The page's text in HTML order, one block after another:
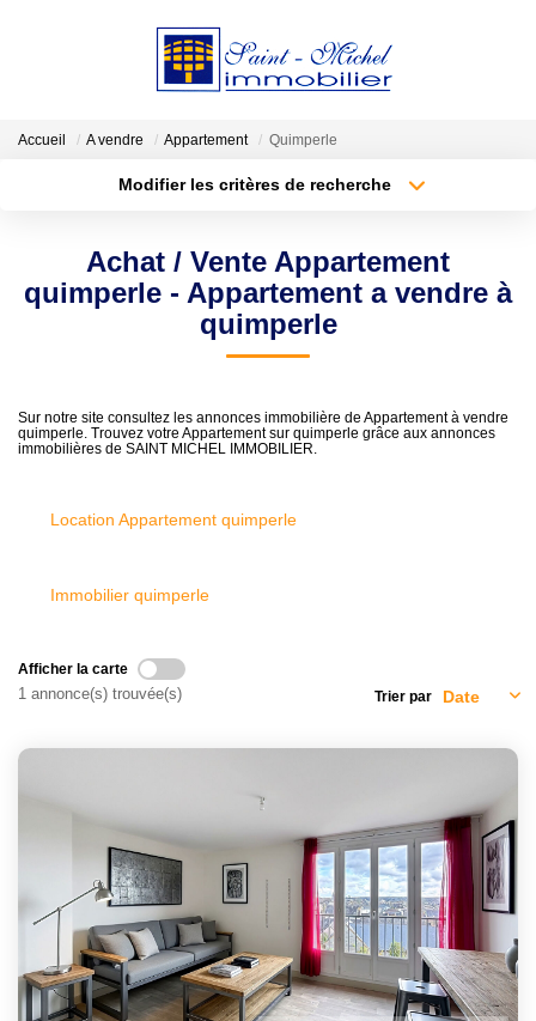
LOCATIONS
ESTIMATION
GESTION
NOTRE AGENCE
Accueil A vendre Appartement Quimperle
Modifier les critères de recherche
Sélectionnez...
Type de bien
Surface min
Achat / Vente Appartement
quimperle - Appartement a vendre à
quimperle
Sur notre site consultez les annonces immobilière de Appartement à vendre
quimperle. Trouvez votre Appartement sur quimperle grâce aux annonces
immobilières de SAINT MICHEL IMMOBILIER.
Location Appartement quimperle
Immobilier quimperle
Afficher la carte
1 annonce(s) trouvée(s) Trier par